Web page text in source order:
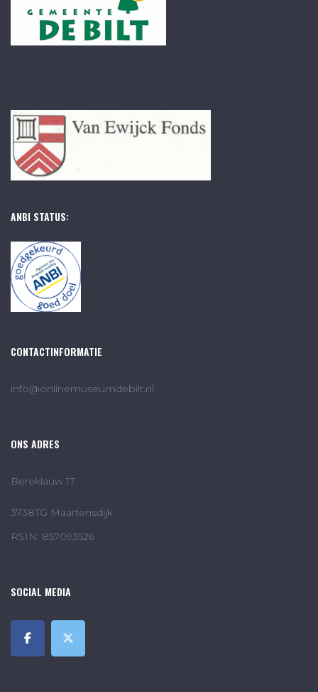
ANBI STATUS:
CONTACTINFORMATIE
info@onlinemuseumdebilt.nl
ONS ADRES
Bereklauw 17
3738TG Maartensdijk
RSIN: 857093526
SOCIAL MEDIA